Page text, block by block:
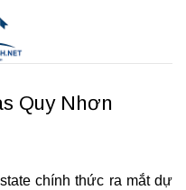
Quy Nhơn
chính thức ra mắt dự